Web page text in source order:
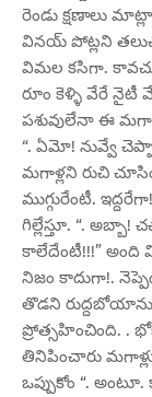
రెండు క్షణాలు
వినయ్ పోట్లని
విమల కసిగా.
రూం కెళ్ళి వేరే నైటీ
పశువులేనా ఈ
“. ఏమో! నువ్వే
మగాళ్లని రుచి
ముగ్గురేంటీ.
గిల్లేస్తూ. “.
కాలేదేంటీ!!!” అంది
నిజం కాదుగా!.
తొడని రుద్దబోయాను.
ప్రోత్సహించింది. .
తినిపించారు
ఒప్పుకోం “.